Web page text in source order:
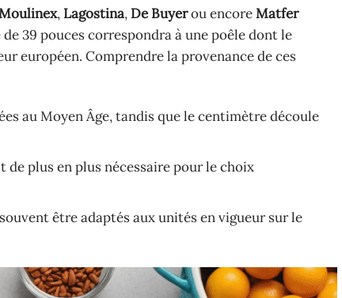
, Lagostina, De Buyerou encoreMatfer
39 pouces correspondra à une poêle dont le
européen. Comprendre la provenance de ces
au Moyen Âge, tandis que le centimètre découle
plus en plus nécessaire pour le choix
être adaptés aux unités en vigueur sur le